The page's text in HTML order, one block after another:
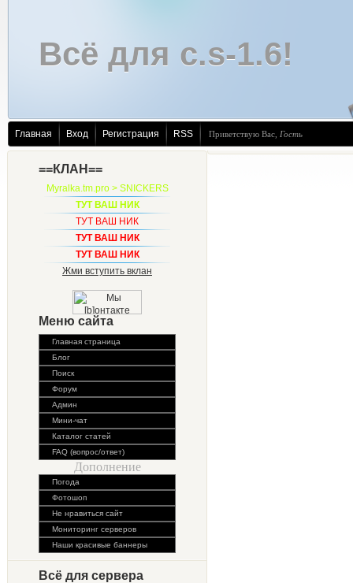
Всё для c.s-1.6!
Главная Вход Регистрация RSS Приветствую Вас Гость
==КЛАН==
Myralka.tm.pro > SNICKERS
ТУТ ВАШ НИК
ТУТ ВАШ НИК
ТУТ ВАШ НИК
ТУТ ВАШ НИК
Жми вступить вклан
Меню сайта
Главная страница
Блог
Поиск
Форум
Админ
Мини-чат
Каталог статей
FAQ (вопрос/ответ)
Дополнение
Погода
Фотошоп
Не нравиться сайт
Мониторинг серверов
Наши красивые баннеры
Всё для сервера